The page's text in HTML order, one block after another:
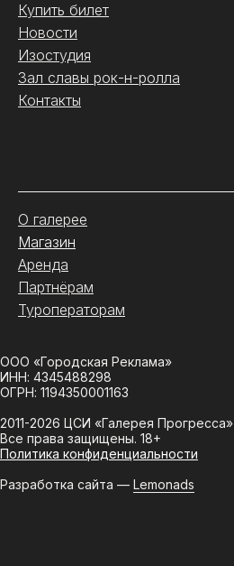
Купить билет
Новости
Изостудия
Зал славы рок-н-ролла
Контакты
О галерее
Магазин
Аренда
Партнёрам
Туроператорам
ООО «Городская Реклама»
ИНН: 4345488298
ОГРН: 1194350001163
2011-2026 ЦСИ «Галерея Прогресса»
Все права защищены. 18+
Политика конфиденциальности
Разработка сайта — Lemonads